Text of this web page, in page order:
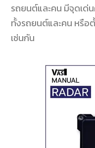
รถยนต์และคน มีจุดเด่
ทั้งรถยนต์และคน หรือ
เช่นกัน